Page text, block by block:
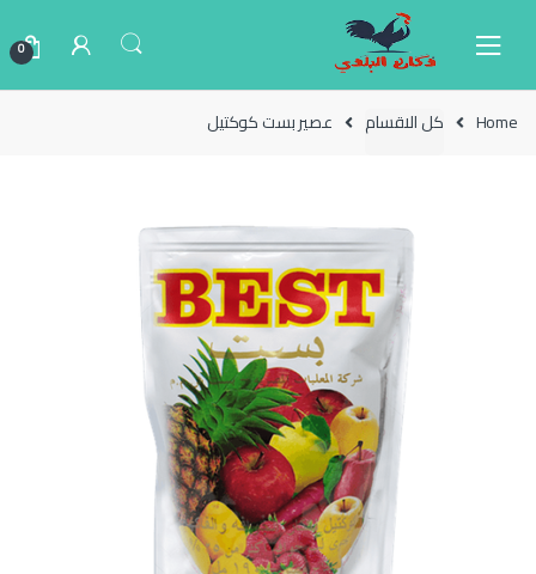
0
Home كل الاقسام عصير بست كوكتيل